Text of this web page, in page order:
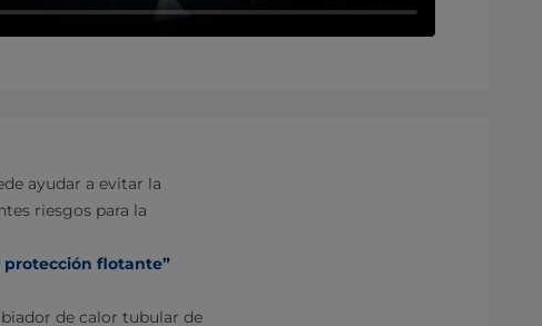
ayudar a evitar la
riesgos para la
protección flotante”
de calor tubular de